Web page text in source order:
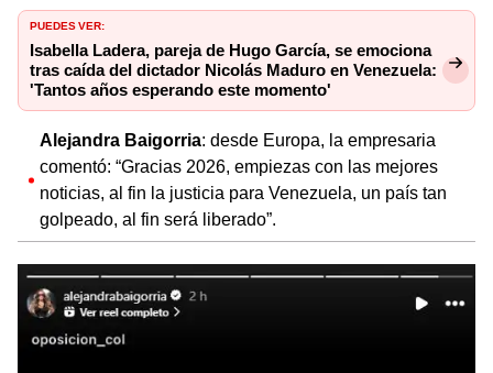
PUEDES VER:
Isabella Ladera, pareja de Hugo García, se emociona
tras caída del dictador Nicolás Maduro en Venezuela:
'Tantos años esperando este momento'
Alejandra Baigorria: desde Europa, la empresaria
comentó: “Gracias 2026, empiezas con las mejores
noticias, al fin la justicia para Venezuela, un país tan
golpeado, al fin será liberado”.